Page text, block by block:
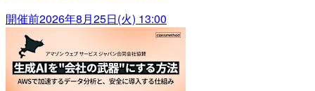
開催前2026年8月25日(火) 13:00